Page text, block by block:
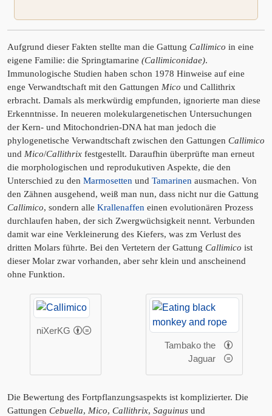
Aufgrund dieser Fakten stellte man die Gattung Callimico in eine
eigene Familie: die Springtamarine (Callimiconidae).
Immunologische Studien haben schon 1978 Hinweise auf eine
enge Verwandtschaft mit den Gattungen Mico und Callithrix
erbracht. Damals als merkwürdig empfunden, ignorierte man diese
Erkenntnisse. In neueren molekulargenetischen Untersuchungen
der Kern- und Mitochondrien-DNA hat man jedoch die
phylogenetische Verwandtschaft zwischen den Gattungen Callimico
und Mico/Callithrix festgestellt. Daraufhin überprüfte man erneut
die morphologischen und reprodukutiven Aspekte, die den
Unterschied zu den Marmosetten und Tamarinen ausmachen. Von
den Zähnen ausgehend, weiß man nun, dass nicht nur die Gattung
Callimico, sondern alle Krallenaffen einen evolutionären Prozess
durchlaufen haben, der sich Zwergwüchsigkeit nennt. Verbunden
damit war eine Verkleinerung des Kiefers, was zm Verlust des
dritten Molars führte. Bei den Vertetern der Gattung Callimico ist
dieser Molar zwar vorhanden, aber sehr klein und anscheinend
ohne Funktion.
niXerKG
Tambako the
Jaguar
Die Bewertung des Fortpflanzungsaspekts ist komplizierter. Die
Gattungen Cebuella, Mico, Callithrix, Saguinus und